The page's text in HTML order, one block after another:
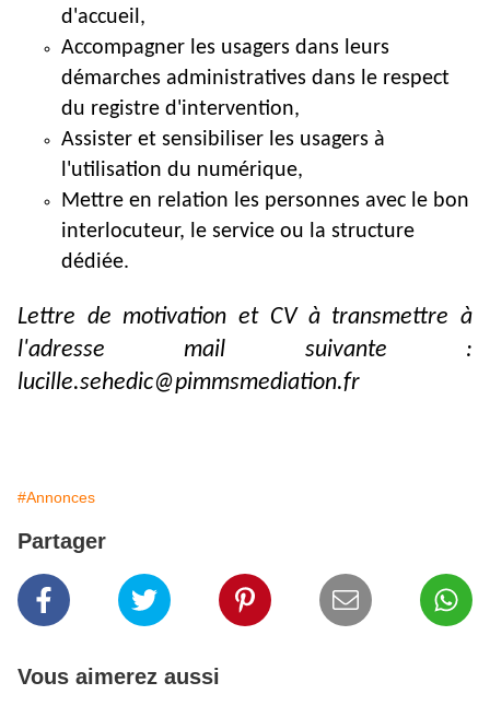
d'accueil,
Accompagner les usagers dans leurs
démarches administratives dans le respect
du registre d'intervention,
Assister et sensibiliser les usagers à
l'utilisation du numérique,
Mettre en relation les personnes avec le bon
interlocuteur, le service ou la structure
dédiée.
Lettre de motivation et CV à transmettre à
l'adresse mail suivante :
lucille.sehedic@pimmsmediation.fr
#Annonces
Partager
Vous aimerez aussi